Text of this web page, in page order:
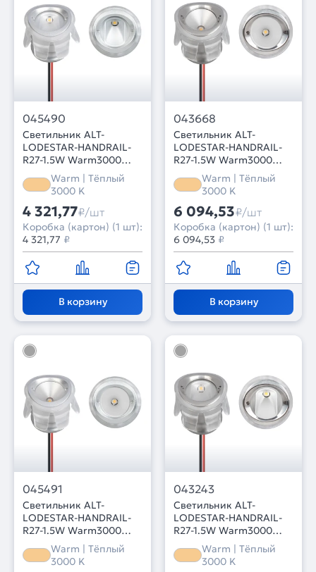
045490
Светильник ALT-
LODESTAR-HANDRAIL-
R27-1.5W Warm3000
(GR, 30x60 deg, 12-24V)
(Arlight, IP67 Металл, 3
Warm | Тёплый
3000 K
4 321,77₽/шт
Коробка (картон) (1 шт):
4 321,77 ₽
В корзину
043668
Светильник ALT-
LODESTAR-HANDRAIL-
R27-1.5W Warm3000
(SL, 70 deg, 12-24V)
(Arlight, IP67 Металл, 3
Warm | Тёплый
3000 K
6 094,53₽/шт
Коробка (картон) (1 шт):
6 094,53 ₽
В корзину
045491
Светильник ALT-
LODESTAR-HANDRAIL-
R27-1.5W Warm3000
(GR, 70 deg, 12-24V)
(Arlight, IP67 Металл, 3
Warm | Тёплый
3000 K
043243
Светильник ALT-
LODESTAR-HANDRAIL-
R27-1.5W Warm3000
(SL, 30x60 deg, 12-24V)
(Arlight, IP67 Металл, 3
Warm | Тёплый
3000 K